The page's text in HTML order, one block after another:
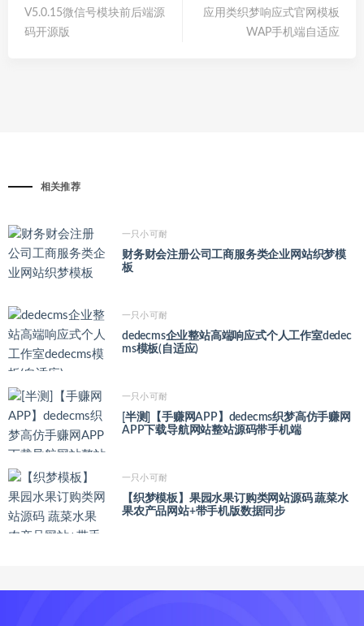
V5.0.15微信号模块前后端源
码开源版
应用类织梦响应式官网模板
WAP手机端自适应
相关推荐
一只小可耐
财务财会注册公司工商服务类企业网站织梦模
板
一只小可耐
dedecms企业整站高端响应式个人工作室dedec
ms模板(自适应)
一只小可耐
[半测]【手赚网APP】dedecms织梦高仿手赚网
APP下载导航网站整站源码带手机端
一只小可耐
【织梦模板】果园水果订购类网站源码 蔬菜水
果农产品网站+带手机版数据同步